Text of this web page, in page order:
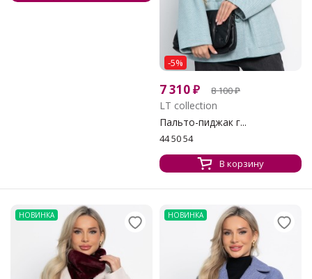
-5%
7 310₽ 8 100₽
LT collection
Пальто-пиджак г...
44 50 54
В корзину
НОВИНКА НОВИНКА